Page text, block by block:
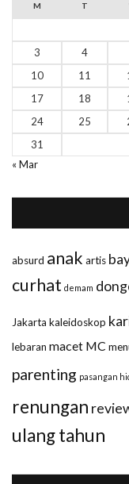
M T
3
4
10
11
17
18
24
25
31
« Mar
absurd anak artis
curhat demam
Jakarta kaleidoskop
lebaran macet MC
parenting pasangan
renungan
ulang tahun